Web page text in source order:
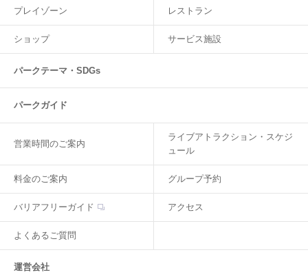
プレイゾーン レストラン
ショップ サービス施設
パークテーマ・SDGs
パークガイド
営業時間のご案内
ライブアトラクション・スケジ
ュール
料金のご案内 グループ予約
バリアフリーガイド アクセス
よくあるご質問
運営会社